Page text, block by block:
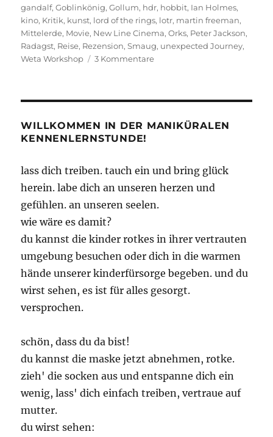
gandalf,Goblinkönig,Gollum, hdr, hobbit, Ian Holmes,
kino, Kritik, kunst, lord of the rings, lotr, martin freeman,
Mittelerde, Movie, New Line Cinema,Orks, Peter Jackson,
Radagst, Reise, Rezension,Smaug, unexpected Journey,
Weta Workshop
3 Kommentarezu
WILLKOMMEN IN DER MANIKÜRALEN
KENNENLERNSTUNDE!
lass dich treiben. tauch ein und bring glück
herein. labe dich an unseren herzen und
gefühlen. an unseren seelen.
wie wäre es damit?
du kannst die kinder rotkes in ihrer vertrauten
umgebung besuchen oder dich in die warmen
hände unserer kinderfürsorge begeben. und du
wirst sehen, es ist für alles gesorgt.
versprochen.
schön, dass du da bist!
du kannst die maske jetzt abnehmen, rotke.
zieh' die socken aus und entspanne dich ein
wenig, lass' dich einfach treiben, vertraue auf
mutter.
du wirst sehen: